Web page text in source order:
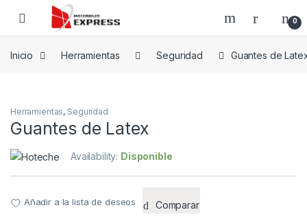
Skip to navigation
Skip to content
0
Inicio Herramientas Seguridad Guantes de
Herramientas, Seguridad
Guantes de Latex
Availability: Disponible
Añadir a la lista de deseos Comparar